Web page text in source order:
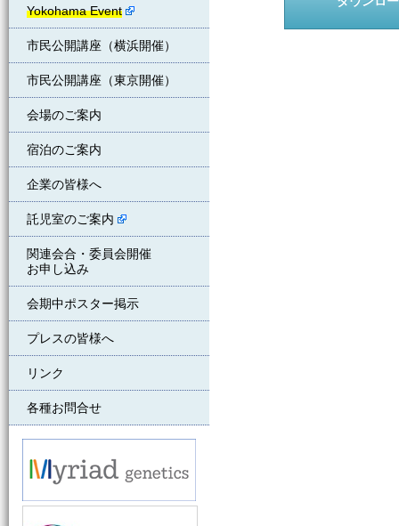
Yokohama Event
市民公開講座（横浜開催）
市民公開講座（東京開催）
会場のご案内
宿泊のご案内
企業の皆様へ
託児室のご案内
関連会合・委員会開催
お申し込み
会期中ポスター掲示
プレスの皆様へ
リンク
各種お問合せ